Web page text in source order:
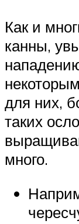
Как и
канны,
для них,
таких
много.